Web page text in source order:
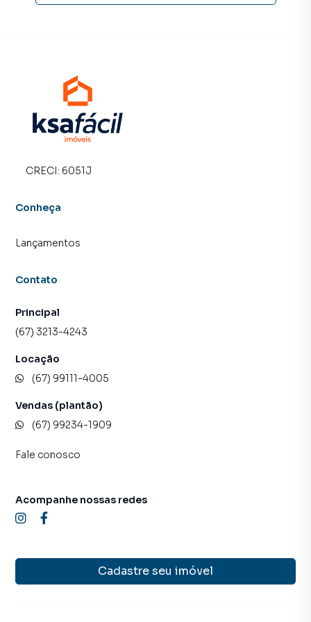
que aumenta muito o número de contatos interessados e
proprietários e inquilinos.
CRECI: 6051J
Conheça
Lançamentos
Contato
Principal
(67) 3213-4243
Locação
(67) 99111-4005
Vendas (plantão)
(67) 99234-1909
Fale conosco
Cadastre seu imóvel
Acompanhe nossas redes